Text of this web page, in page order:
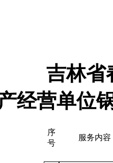
吉林省
经营单位
序
号
服务内容